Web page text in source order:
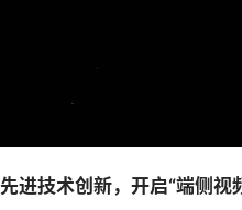
先进技术创新，开启“端侧视